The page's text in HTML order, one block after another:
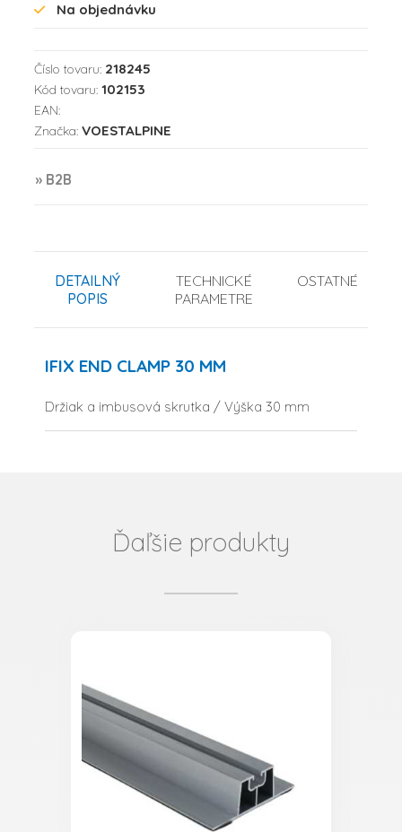
Na objednávku
Číslo tovaru: 218245
Kód tovaru: 102153
EAN:
Značka: VOESTALPINE
» B2B
DETAILNÝ
POPIS
TECHNICKÉ
PARAMETRE
OSTATNÉ
IFIX END CLAMP 30 MM
Držiak a imbusová skrutka / Výška 30 mm
Ďaľšie produkty